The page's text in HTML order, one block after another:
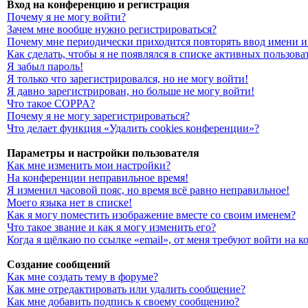
Вход на конференцию и регистрация
Почему я не могу войти?
Зачем мне вообще нужно регистрироваться?
Почему мне периодически приходится повторять ввод имени
Как сделать, чтобы я не появлялся в списке активных
Я забыл пароль!
Я только что зарегистрировался, но не могу войти!
Я давно зарегистрирован, но больше не могу войти!
Что такое COPPA?
Почему я не могу зарегистрироваться?
Что делает функция «Удалить cookies конференции»?
Параметры и настройки пользователя
Как мне изменить мои настройки?
На конференции неправильное время!
Я изменил часовой пояс, но время всё равно неправильное!
Моего языка нет в списке!
Как я могу поместить изображение вместе со своим именем?
Что такое звание и как я могу изменить его?
Когда я щёлкаю по ссылке «email», от меня требуют войти на
Создание сообщений
Как мне создать тему в форуме?
Как мне отредактировать или удалить сообщение?
Как мне добавить подпись к своему сообщению?